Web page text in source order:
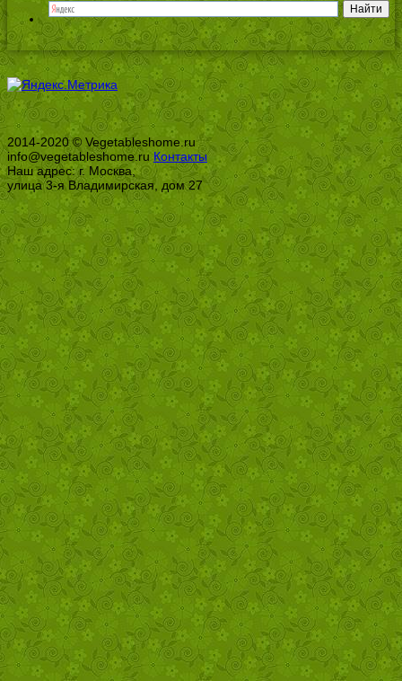
2014-2020 © Vegetableshome.ru
info@vegetableshome.ruКонтакты
Наш адрес: г. Москва,
улица 3-я Владимирская, дом 27